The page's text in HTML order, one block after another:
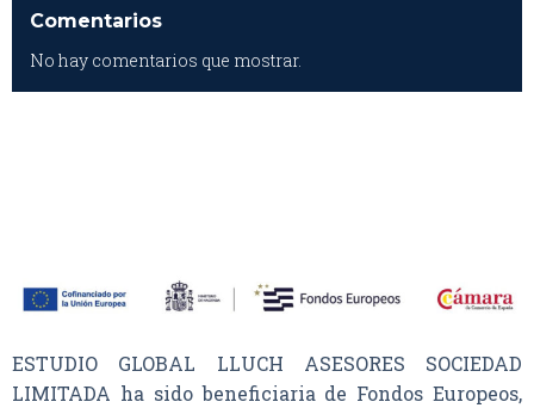
Comentarios
No hay comentarios que mostrar.
ESTUDIO GLOBAL LLUCH ASESORES SOCIEDAD
LIMITADA ha sido beneficiaria de Fondos Europeos,